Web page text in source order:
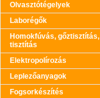
Olvasztótégelyek
Laborégők
Homokfúvás, gőztisztítás,
tisztítás
Elektropolírozás
Leplezőanyagok
Fogsorkészítés